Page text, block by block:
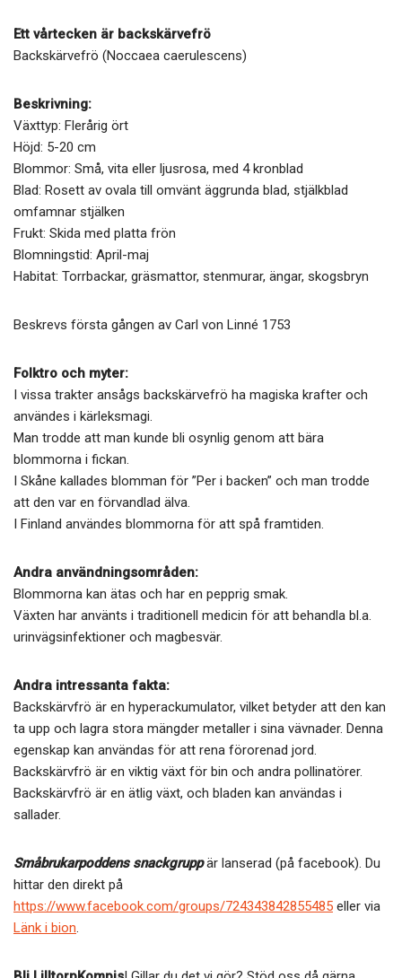
Ett vårtecken är backskärvefrö
Backskärvefrö (Noccaea caerulescens)
Beskrivning:
Växttyp: Flerårig ört
Höjd: 5-20 cm
Blommor: Små, vita eller ljusrosa, med 4 kronblad
Blad: Rosett av ovala till omvänt äggrunda blad, stjälkblad
omfamnar stjälken
Frukt: Skida med platta frön
Blomningstid: April-maj
Habitat: Torrbackar, gräsmattor, stenmurar, ängar, skogsbryn
Beskrevs första gången av Carl von Linné 1753
Folktro och myter:
I vissa trakter ansågs backskärvefrö ha magiska krafter och
användes i kärleksmagi.
Man trodde att man kunde bli osynlig genom att bära
blommorna i fickan.
I Skåne kallades blomman för ”Per i backen” och man trodde
att den var en förvandlad älva.
I Finland användes blommorna för att spå framtiden.
Andra användningsområden:
Blommorna kan ätas och har en pepprig smak.
Växten har använts i traditionell medicin för att behandla bl.a.
urinvägsinfektioner och magbesvär.
Andra intressanta fakta:
Backskärvfrö är en hyperackumulator, vilket betyder att den kan
ta upp och lagra stora mängder metaller i sina vävnader. Denna
egenskap kan användas för att rena förorenad jord.
Backskärvfrö är en viktig växt för bin och andra pollinatörer.
Backskärvfrö är en ätlig växt, och bladen kan användas i
sallader.
Småbrukarpoddens snackgruppär lanserad (på facebook). Du
hittar den direkt på
https://www.facebook.com/groups/724343842855485 eller via
Länk i bion.